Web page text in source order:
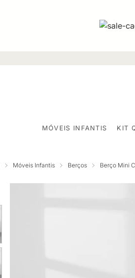
MÓVEIS INFANTIS KIT
Móveis Infantis Berços Berço Mini